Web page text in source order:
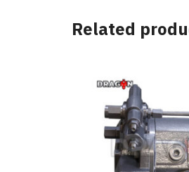
Related